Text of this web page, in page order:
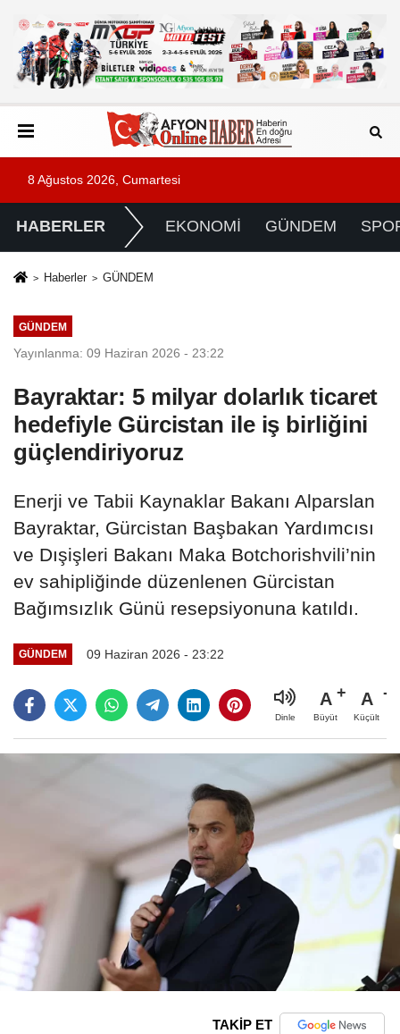
8 Ağustos 2026, Cumartesi
HABERLER EKONOMİ GÜNDEM
Haberler GÜNDEM
GÜNDEM
Yayınlanma: 09 Haziran 2026 - 23:22
Bayraktar: 5 milyar dolarlık ticaret
hedefiyle Gürcistan ile iş birliğini
güçlendiriyoruz
Enerji ve Tabii Kaynaklar Bakanı Alparslan
Bayraktar, Gürcistan Başbakan Yardımcısı
ve Dışişleri Bakanı Maka Botchorishvili’nin
ev sahipliğinde düzenlenen Gürcistan
Bağımsızlık Günü resepsiyonuna katıldı.
GÜNDEM 09 Haziran 2026 - 23:22
Dinle
A
Büyüt
A
Küçült
TAKİP ET